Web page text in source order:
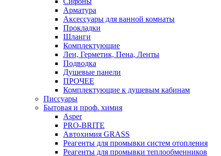
Арматура
Аксессуары для ванной комнаты
Прокладки
Шланги
Комплектующие
Лен, Герметик, Пена, Ленты
Подводка
Душевые панели
ПРОЧЕЕ
Комплектующие к душевым кабинам
Писсуары
Бытовая и проф. химия
Asper
PRO-BRITE
Автохимия GRASS
Реагенты для промывки систем отопления
Реагенты для промывки теплообменников